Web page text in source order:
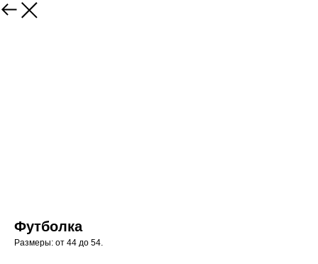
Футболка
Размеры: от 44 до 54.